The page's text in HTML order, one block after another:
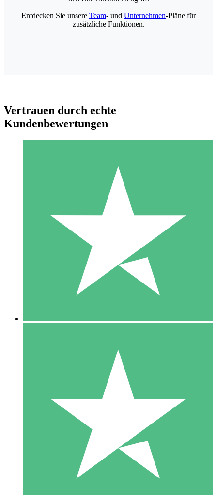
Individuelle Credit-Pakete
Zahlen Sie nach Bedarf mit Download-Credits. Keine
monatliche Verpflichtung erforderlich.
10 00
10 Downloads
20 00
Entdecken Sie unsere Team- und Unternehmen-Pläne für
zusätzliche Funktionen.
Vertrauen durch echte
Kundenbewertungen